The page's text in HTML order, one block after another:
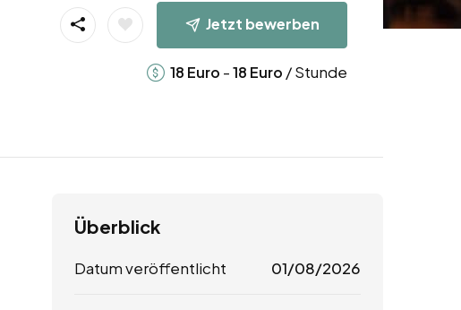
Jetzt bewerben
18 Euro -18 Euro / Stunde
Überblick
Datum veröffentlicht 01/08/2026